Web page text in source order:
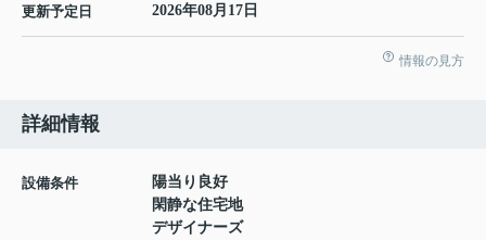
更新予定日 2026年08月17日
情報の見方
詳細情報
設備条件
陽当り良好
閑静な住宅地
デザイナーズ